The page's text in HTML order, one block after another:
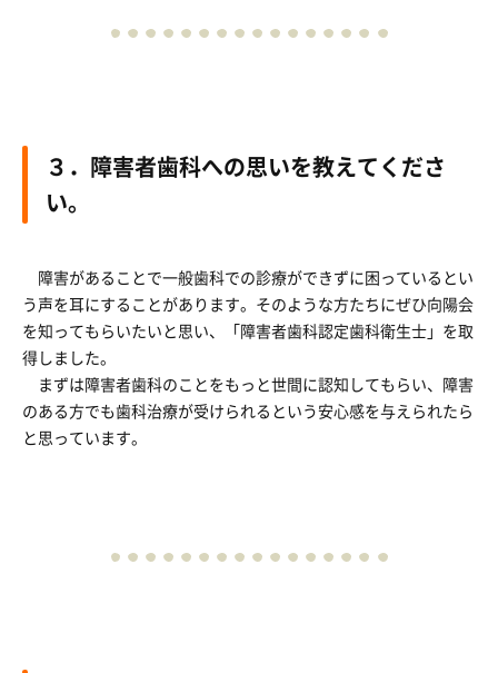
３．障害者歯科への思いを教えてくださ
い。
障害があることで一般歯科での診療ができずに困っているとい
う声を耳にすることがあります。そのような方たちにぜひ向陽会
を知ってもらいたいと思い、「障害者歯科認定歯科衛生士」を取
得しました。
まずは障害者歯科のことをもっと世間に認知してもらい、障害
のある方でも歯科治療が受けられるという安心感を与えられたら
と思っています。